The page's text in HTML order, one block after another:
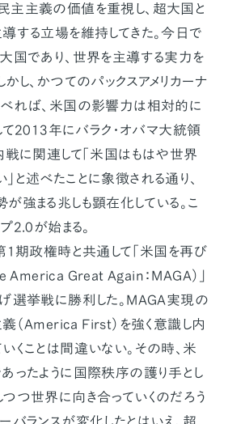
主主義の価値を重視し、超大国と
する立場を維持してきた。今日で
国であり、世界を主導する実力を
かし、かつてのパックスアメリカーナ
べれば、米国の影響力は相対的に
て2013年にバラク・オバマ大統領
戦に関連して「米国はもはや世界
と述べたことに象徴される通り、
強まる兆しも顕在化している。こ
2.0が始まる。
1期政権時と共通して「米国を再び
America Great Again：MAGA）」
選挙戦に勝利した。MAGA実現の
（America First）を強く意識し内
くことは間違いない。その時、米
ったように国際秩序の護り手とし
つ世界に向き合っていくのだろう
バランスが変化したとはいえ、超